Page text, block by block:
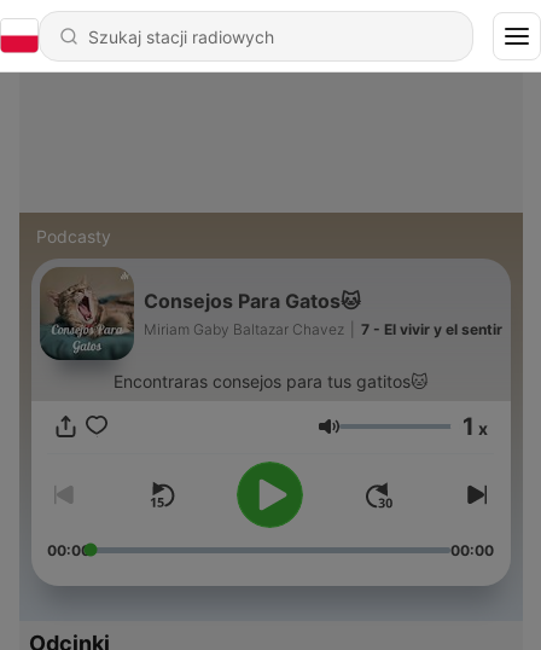
Podcasty
Consejos Para Gatos🐱
Miriam Gaby Baltazar Chavez 7 - El vivir y el sentir
Encontraras consejos para tus gatitos🐱
Głośność 1 x
00:00 00:00
Odcinki